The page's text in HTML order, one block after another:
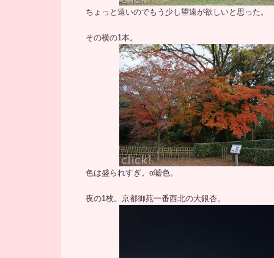
ちょっと遠いのでもう少し望遠が欲しいと思った。
その横の1本。
色は盛られすぎ。α嘘色。
夜の1枚。京都御苑一番西北の大銀杏。